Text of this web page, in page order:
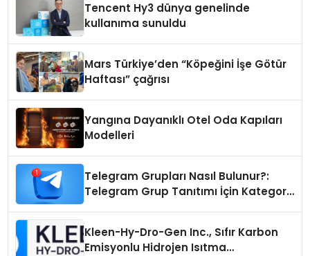
Tencent Hy3 dünya genelinde
kullanıma sunuldu
Mars Türkiye’den “Köpeğini İşe Götür
Haftası” çağrısı
Yangına Dayanıklı Otel Oda Kapıları
Modelleri
Telegram Grupları Nasıl Bulunur?:
Telegram Grup Tanıtımı İçin Kategori
Kleen-Hy-Dro-Gen Inc., Sıfır Karbon
Emisyonlu Hidrojen Isıtma